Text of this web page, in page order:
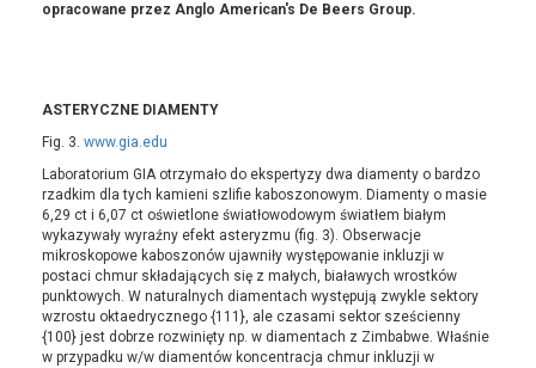
opracowane przez Anglo American's De Beers Group.
ASTERYCZNE DIAMENTY
Fig. 3. www.gia.edu
Laboratorium GIA otrzymało do ekspertyzy dwa diamenty o bardzo
rzadkim dla tych kamieni szlifie kaboszonowym. Diamenty o masie
6,29 ct i 6,07 ct oświetlone światłowodowym światłem białym
wykazywały wyraźny efekt asteryzmu (fig. 3). Obserwacje
mikroskopowe kaboszonów ujawniły występowanie inkluzji w
postaci chmur składających się z małych, białawych wrostków
punktowych. W naturalnych diamentach występują zwykle sektory
wzrostu oktaedrycznego {111}, ale czasami sektor sześcienny
{100} jest dobrze rozwinięty np. w diamentach z Zimbabwe. Właśnie
w przypadku w/w diamentów koncentracja chmur inkluzji w